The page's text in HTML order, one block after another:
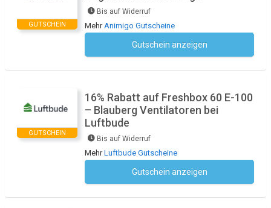
GUTSCHEIN
Bis auf Widerruf
MehrAnimigo Gutscheine
Gutschein anzeigen
GUTSCHEIN
16% Rabatt auf Freshbox 60 E-100
– Blauberg Ventilatoren bei
Luftbude
Bis auf Widerruf
MehrLuftbude Gutscheine
Gutschein anzeigen